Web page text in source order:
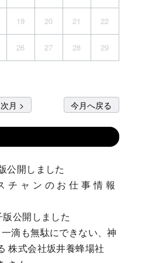
19 20 21 22
26 27 28 29
次月 > 今月へ戻る
公開しました
チ ャ ン の お 仕 事 情 報
公開しました
滴も無駄にできない、神
株式会社坂井養蜂場社